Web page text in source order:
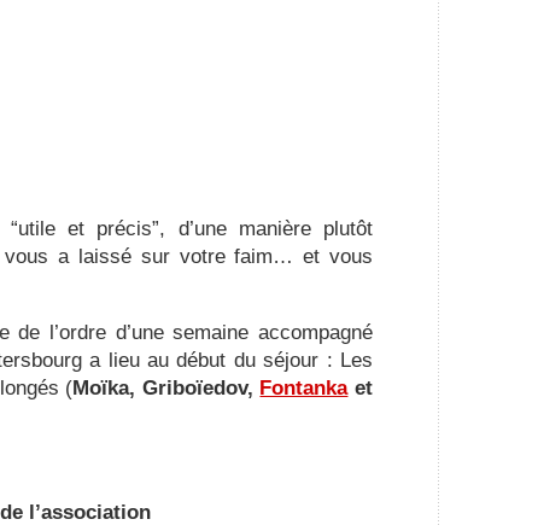
et précis”, d’une manière plutôt
vous a laissé sur votre faim… et vous
de l’ordre d’une semaine accompagné
a lieu au début du séjour : Les
(Moïka, Griboïedov, Fontankaet
l’association